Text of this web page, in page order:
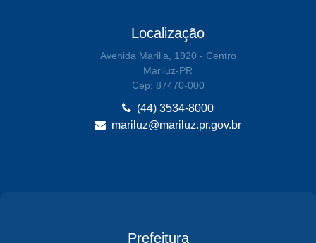
Localização
Avenida Marilia, 1920 - Centro
Mariluz-PR
Cep: 87470-000
(44) 3534-8000
mariluz@mariluz.pr.gov.br
Prefeitura